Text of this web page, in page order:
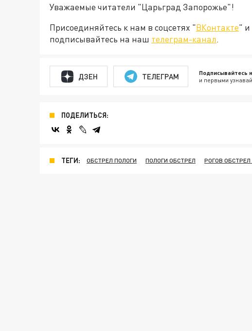
Уважаемые читатели "Царьград Запорожье"!
Присоединяйтесь к нам в соцсетях "ВКонтакте" и
подписывайтесь на наш телеграм-канал.
ДЗЕН ТЕЛЕГРАМ Подписывайтесь
и первыми
ПОДЕЛИТЬСЯ:
ТЕГИ: ОБСТРЕЛ ПОЛОГИ ПОЛОГИ ОБСТРЕЛ РОГОВ ОБСТРЕЛ